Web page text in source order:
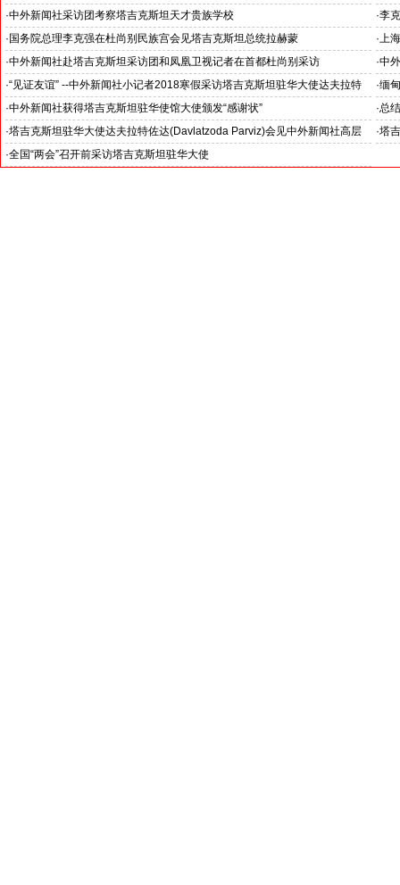
中外新闻社采访团感受塔吉克斯坦首都杜尚别神奇魅力
·中外新闻社采访团考察塔吉克斯坦天才贵族学校 ·李
· 国务院总理李克强在杜尚别民族宫会见塔吉克斯坦总统拉赫蒙 ·上
尚别
·中外新闻社赴塔吉克斯坦采访团和凤凰卫视记者在首都杜尚别采访 ·中
·“见证友谊” --中外新闻社小记者2018寒假采访塔吉克斯坦驻华大使达夫拉特
佐达阁下
·缅
7“
·中外新闻社获得塔吉克斯坦驻华使馆大使颁发“感谢状” ·总
·塔吉克斯坦驻华大使达夫拉特佐达(Davlatzoda Parviz)会见中外新闻社高层 ·塔
·全国“两会”召开前采访塔吉克斯坦驻华大使